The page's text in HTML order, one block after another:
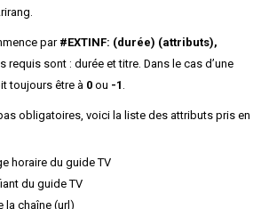
par #EXTINF: (durée) (attributs),
requis sont : durée et titre. Dans le cas d’une
toujours être à 0 ou -1 .
obligatoires, voici la liste des attributs pris en
horaire du guide TV
du guide TV
la chaîne (url)